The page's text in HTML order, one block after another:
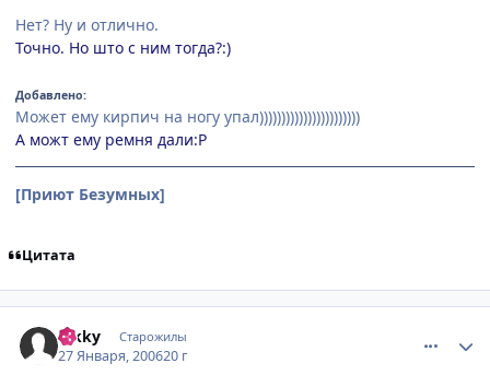
Нет? Ну и отлично.
Точно. Но што с ним тогда?:)
Добавлено:
Может ему кирпич на ногу упал)))))))))))))))))))))))
А можт ему ремня дали:P
[Приют Безумных]
Цитата
hikky Старожилы
27 Января, 200620 г